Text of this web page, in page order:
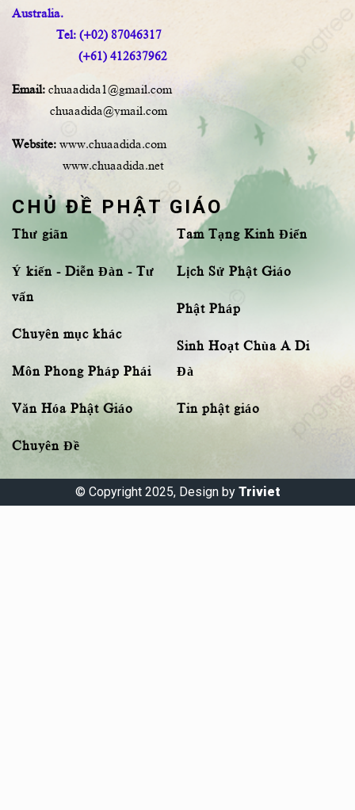
Australia.
Tel: (+02) 87046317
(+61) 412637962
Email: chuaadida1@gmail.com
chuaadida@ymail.com
Website: www.chuaadida.com
www.chuaadida.net
CHỦ ĐỀ PHẬT GIÁO
Thư giãn
Ý kiến - Diễn Đàn - Tư
vấn
Chuyên mục khác
Môn Phong Pháp Phái
Văn Hóa Phật Giáo
Chuyên Đề
Tam Tạng Kinh Điển
Lịch Sử Phật Giáo
Phật Pháp
Sinh Hoạt Chùa A Di
Đà
Tin phật giáo
© Copyright 2025, Design by Triviet